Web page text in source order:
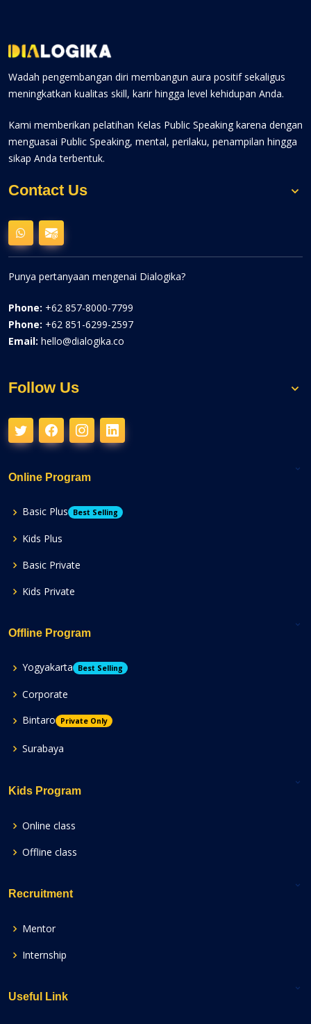
Wadah pengembangan diri membangun aura positif sekaligus
meningkatkan kualitas skill, karir hingga level kehidupan Anda.
Kami memberikan pelatihan Kelas Public Speaking karena dengan
menguasai Public Speaking, mental, perilaku, penampilan hingga
sikap Anda terbentuk.
Contact Us
Punya pertanyaan mengenai Dialogika?
Phone: +62 857-8000-7799
Phone: +62 851-6299-2597
Email: hello@dialogika.co
Follow Us
Online Program
Basic Plus Best Selling
Kids Plus
Basic Private
Kids Private
Offline Program
Yogyakarta Best Selling
Corporate
Bintaro
Private Only
Surabaya
Kids Program
Online class
Offline class
Recruitment
Mentor
Internship
Useful Link